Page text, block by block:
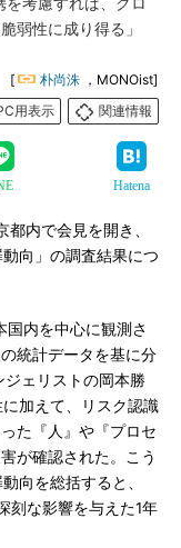
弱性に成り得る」
[ 朴尚洙 ，MONOist]
用表示
関連情報
Hatena
内で会見を開き、
向」の調査結果につ
内を中心に観測さ
統計データを基に分
ェリストの岡本勝
加えて、リスク認識
た『人』や『プロセ
が確認された。こう
向を総括すると、
刻な影響を与えた1年